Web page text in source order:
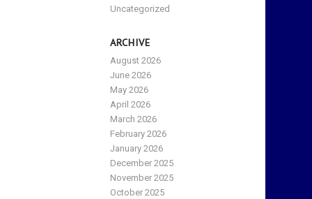
Uncategorized
ARCHIVE
August 2026
June 2026
May 2026
April 2026
March 2026
February 2026
January 2026
December 2025
November 2025
October 2025